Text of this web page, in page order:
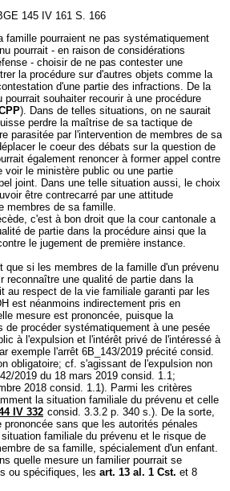
145 IV 161 S. 166
famille pourraient ne pas systématiquement
pourrait - en raison de considérations
- choisir de ne pas contester une
la procédure sur d'autres objets comme la
d'une partie des infractions. De la
pourrait souhaiter recourir à une procédure
). Dans de telles situations, on ne saurait
perdre la maîtrise de sa tactique de
parasitée par l'intervention de membres de sa
le coeur des débats sur la question de
également renoncer à former appel contre
voir le ministère public ou une partie
joint. Dans une telle situation aussi, le choix
être contrecarré par une attitude
membres de sa famille.
c'est à bon droit que la cour cantonale a
de partie dans la procédure ainsi que la
le jugement de première instance.
que si les membres de la famille d'un prévenu
reconnaître une qualité de partie dans la
au respect de la vie familiale garanti par les
est néanmoins indirectement pris en
mesure est prononcée, puisque la
de procéder systématiquement à une pesée
à l'expulsion et l'intérêt privé de l'intéressé à
exemple l'arrêt 6B_143/2019 précité consid.
obligatoire; cf. s'agissant de l'expulsion non
2019 du 18 mars 2019 consid. 1.1;
2018 consid. 1.1). Parmi les critères
la situation familiale du prévenu et celle
IV 332 consid. 3.3.2 p. 340 s.). De la sorte,
sans que les autorités pénales
familiale du prévenu et le risque de
de sa famille, spécialement d'un enfant.
quelle mesure un familier pourrait se
ou spécifiques, les art. 13 al. 1 Cst. et 8